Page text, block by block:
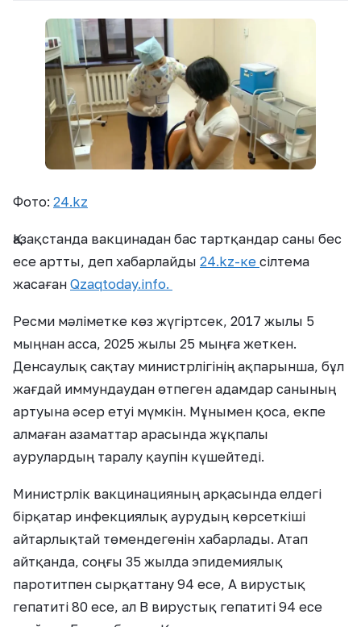
Фото: 24.kz
Қазақстанда вакцинадан бас тартқандар саны бес
есе артты, деп хабарлайды 24.kz-ке сілтема
жасаған Qzaqtoday.info.
Ресми мәліметке көз жүгіртсек, 2017 жылы 5
мыңнан асса, 2025 жылы 25 мыңға жеткен.
Денсаулық сақтау министрлігінің ақпарынша, бұл
жағдай иммундаудан өтпеген адамдар санының
артуына әсер етуі мүмкін. Мұнымен қоса, екпе
алмаған азаматтар арасында жұқпалы
аурулардың таралу қаупін күшейтеді.
Министрлік вакцинацияның арқасында елдегі
бірқатар инфекциялық аурудың көрсеткіші
айтарлықтай төмендегенін хабарлады. Атап
айтқанда, соңғы 35 жылда эпидемиялық
паротитпен сырқаттану 94 есе, А вирустық
гепатиті 80 есе, ал В вирустық гепатиті 94 есе